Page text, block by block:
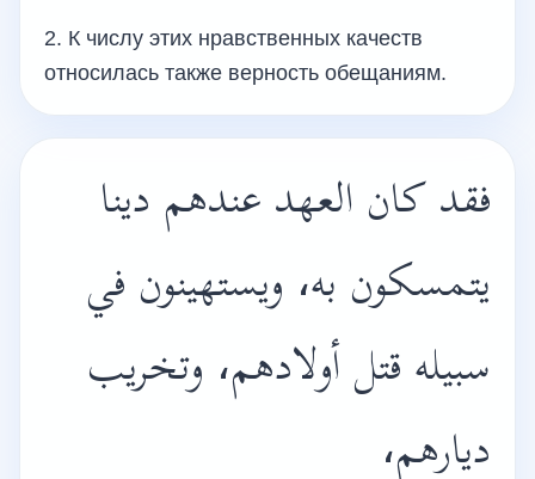
2. К числу этих нравственных качеств
относилась также верность обещаниям.
فقد كان العهد عندهم دينا
يتمسكون به، ويستهينون في
سبيله قتل أولادهم، وتخريب
ديارهم،